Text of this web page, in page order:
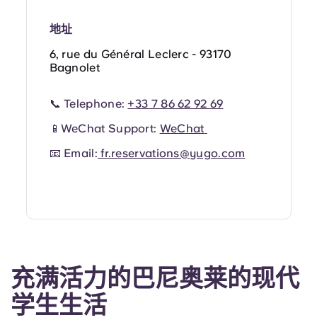
充满活力的巴尼奥莱的现代
学生生活
地址
6, rue du Général Leclerc - 93170
Bagnolet
📞 Telephone:+33 7 86 62 92 69
📱WeChat Support: WeChat
📧 Email: fr.reservations@yugo.com